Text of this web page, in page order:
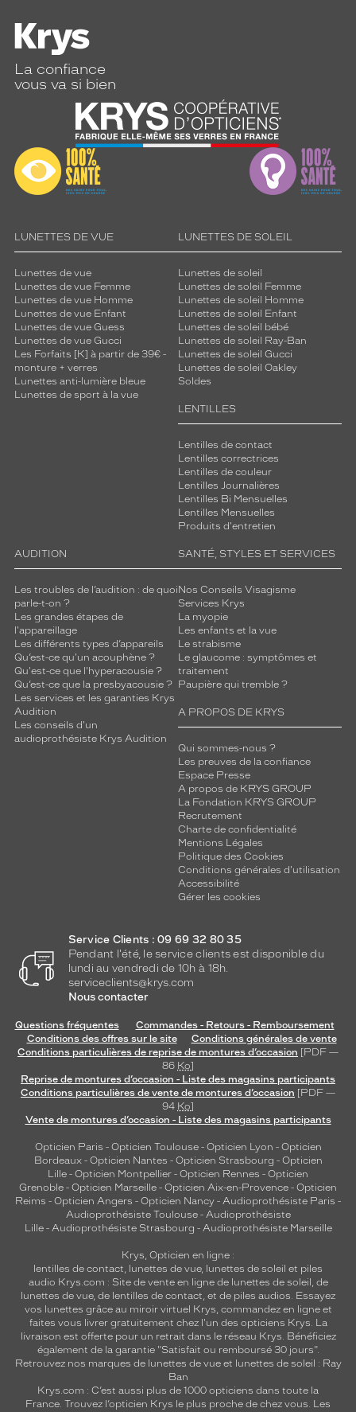
La confiance
vous va si bien
LUNETTES DE VUE
Lunettes de vue
Lunettes de vue Femme
Lunettes de vue Homme
Lunettes de vue Enfant
Lunettes de vue Guess
Lunettes de vue Gucci
Les Forfaits [K] à partir de 39€ -
monture + verres
Lunettes anti-lumière bleue
Lunettes de sport à la vue
LUNETTES DE SOLEIL
Lunettes de soleil
Lunettes de soleil Femme
Lunettes de soleil Homme
Lunettes de soleil Enfant
Lunettes de soleil bébé
Lunettes de soleil Ray-Ban
Lunettes de soleil Gucci
Lunettes de soleil Oakley
Soldes
LENTILLES
Lentilles de contact
Lentilles correctrices
Lentilles de couleur
Lentilles Journalières
Lentilles Bi Mensuelles
Lentilles Mensuelles
Produits d'entretien
AUDITION
Les troubles de l’audition : de quoi
parle-t-on ?
Les grandes étapes de
l'appareillage
Les différents types d’appareils
Qu’est-ce qu'un acouphène ?
Qu'est-ce que l'hyperacousie ?
Qu’est-ce que la presbyacousie ?
Les services et les garanties Krys
Audition
Les conseils d'un
audioprothésiste Krys Audition
SANTÉ, STYLES ET SERVICES
Nos Conseils Visagisme
Services Krys
La myopie
Les enfants et la vue
Le strabisme
Le glaucome : symptômes et
traitement
Paupière qui tremble ?
A PROPOS DE KRYS
Qui sommes-nous ?
Les preuves de la confiance
Espace Presse
A propos de KRYS GROUP
La Fondation KRYS GROUP
Recrutement
Charte de confidentialité
Mentions Légales
Politique des Cookies
Conditions générales d'utilisation
Accessibilité
Gérer les cookies
Service Clients : 09 69 32 80 35
Pendant l'été, le service clients est disponible du
lundi au vendredi de 10h à 18h.
serviceclients@krys.com
Nous contacter
Questions fréquentes
Commandes - Retours - Remboursement
Conditions des offres sur le site
Conditions générales de vente
Conditions particulières de reprise de montures d’occasion [PDF —
86 Ko]
Reprise de montures d’occasion - Liste des magasins participants
Conditions particulières de vente de montures d’occasion [PDF —
94 Ko]
Vente de montures d’occasion - Liste des magasins participants
Opticien Paris - Opticien Toulouse- Opticien Lyon - Opticien
Bordeaux- Opticien Nantes - Opticien Strasbourg - Opticien
Lille - Opticien Montpellier - Opticien Rennes - Opticien
Grenoble - Opticien Marseille - Opticien Aix-en-Provence - Opticien
Reims - Opticien Angers - Opticien Nancy - Audioprothésiste Paris -
Audioprothésiste Toulouse- Audioprothésiste
Lille- Audioprothésiste Strasbourg - Audioprothésiste Marseille
Krys, Opticien en ligne :
lentilles de contact, lunettes de vue, lunettes de soleil et piles
audio Krys.com : Site de vente en ligne de lunettes de soleil, de
lunettes de vue, de lentilles de contact, et de piles audios. Essayez
vos lunettes grâce au miroir virtuel Krys, commandez en ligne et
faites vous livrer gratuitement chez l'un des opticiens Krys. La
livraison est offerte pour un retrait dans le réseau Krys. Bénéficiez
également de la garantie "Satisfait ou remboursé 30 jours".
Retrouvez nos marques de lunettes de vue et lunettes de soleil : Ray
Ban
Krys.com : C’est aussi plus de 1000 opticiens dans toute la
France. Trouvez l’opticien Krys le plus proche de chez vous. Les